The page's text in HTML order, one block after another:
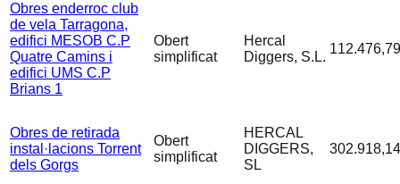
Obres enderroc club
de vela Tarragona,
edifici MESOB C.P
Quatre Camins i
edifici UMS C.P
Brians 1
Obert
simplificat
Hercal
Diggers, S.L.
Obres de retirada
instal·lacions Torrent
dels Gorgs
Obert
simplificat
HERCAL
DIGGERS,
SL